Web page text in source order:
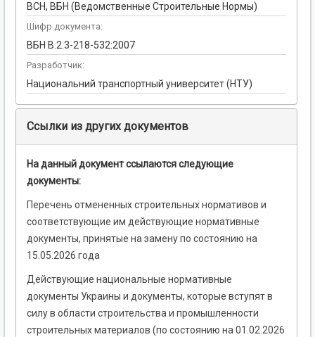
ВСН, ВБН (Ведомственные Строительные Нормы)
Шифр документа:
ВБН В.2.3-218-532:2007
Разработчик:
Национальний транспортный университет (НТУ)
Ссылки из других документов
На данный документ ссылаются следующие
документы:
Перечень отмененных строительных нормативов и
соответствующие им действующие нормативные
документы, принятые на замену по состоянию на
15.05.2026 года
Действующие национальные нормативные
документы Украины и документы, которые вступят в
силу в области строительства и промышленности
строительных материалов (по состоянию на 01.02.2026